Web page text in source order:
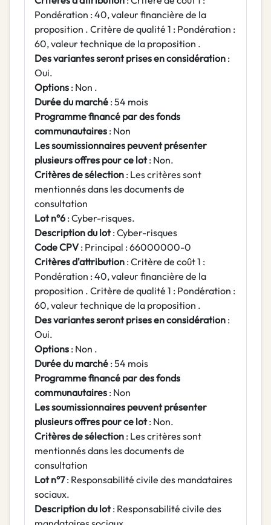
Pondération : 40, valeur financière de la
proposition . Critère de qualité 1 : Pondération :
60, valeur technique de la proposition .
Des variantes seront prises en considération :
Oui.
Options : Non .
Durée du marché : 54 mois
Programme financé par des fonds
communautaires : Non
Les soumissionnaires peuvent présenter
plusieurs offres pour ce lot: Non.
Critères de sélection : Les critères sont
mentionnés dans les documents de
consultation
Lot n°6 : Cyber-risques.
Description du lot: Cyber-risques
Code CPV: Principal : 66000000-0
Critères d'attribution : Critère de coût 1 :
Pondération : 40, valeur financière de la
proposition . Critère de qualité 1 : Pondération :
60, valeur technique de la proposition .
Des variantes seront prises en considération :
Oui.
Options : Non .
Durée du marché : 54 mois
Programme financé par des fonds
communautaires : Non
Les soumissionnaires peuvent présenter
plusieurs offres pour ce lot: Non.
Critères de sélection : Les critères sont
mentionnés dans les documents de
consultation
Lot n°7: Responsabilité civile des mandataires
sociaux.
Description du lot: Responsabilité civile des